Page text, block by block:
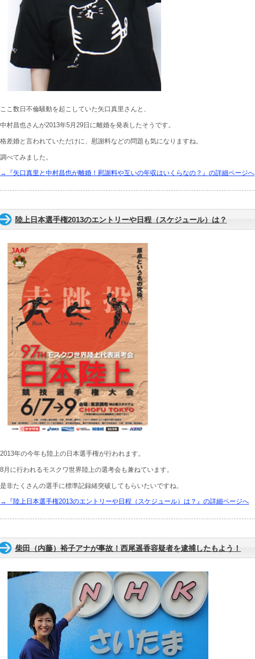
ここ数日不倫騒動を起こしていた矢口真里さんと、
中村昌也さんが2013年5月29日に離婚を発表したそうです。
格差婚と言われていただけに、慰謝料などの問題も気になりますね。
調べてみました。
→『矢口真里と中村昌也が離婚！慰謝料や互いの年収はいくらなの？』の詳細ページへ
陸上日本選手権2013のエントリーや日程（スケジュール）は？
2013年の今年も陸上の日本選手権が行われます。
8月に行われるモスクワ世界陸上の選考会も兼ねています。
是非たくさんの選手に標準記録緒突破してもらいたいですね。
→『陸上日本選手権2013のエントリーや日程（スケジュール）は？』の詳細ページへ
柴田（内藤）裕子アナが事故！西尾遥香容疑者を逮捕したもよう！